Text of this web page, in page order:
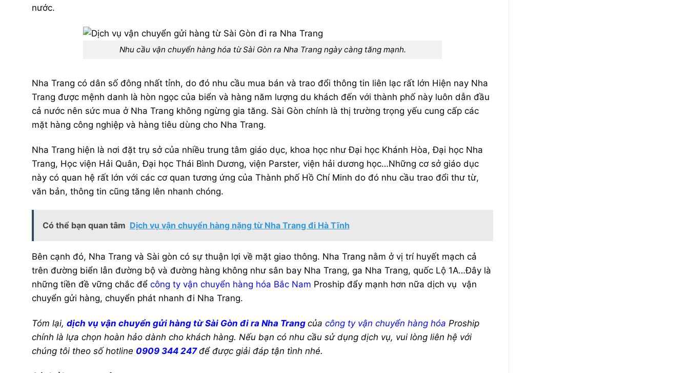
nước.
Nhu cầu vận chuyển hàng hóa từ Sài Gòn ra Nha Trang ngày càng tăng mạnh.
Nha Trang có dân số đông nhất tỉnh, do đó nhu cầu mua bán và trao đổi thông tin liên lạc rất lớn Hiện nay Nha
Trang được mệnh danh là hòn ngọc của biển và hàng năm lượng du khách đến với thành phố này luôn dẫn đầu
cả nước nên sức mua ở Nha Trang không ngừng gia tăng. Sài Gòn chính là thị trường trọng yếu cung cấp các
mặt hàng công nghiệp và hàng tiêu dùng cho Nha Trang.
Nha Trang hiện là nơi đặt trụ sở của nhiều trung tâm giáo dục, khoa học như Đại học Khánh Hòa, Đại học Nha
Trang, Học viện Hải Quân, Đại học Thái Bình Dương, viện Parster, viện hải dương học…Những cơ sở giáo dục
này có quan hệ rất lớn với các cơ quan tương ứng của Thành phố Hồ Chí Minh do đó nhu cầu trao đổi thư từ,
văn bản, thông tin cũng tăng lên nhanh chóng.
Có thể bạn quan tâm Dịch vụ vận chuyển hàng nặng từ Nha Trang đi Hà Tĩnh
Bên cạnh đó, Nha Trang và Sài gòn có sự thuận lợi về mặt giao thông. Nha Trang nằm ở vị trí huyết mạch cả
trên đường biển lẫn đường bộ và đường hàng không như sân bay Nha Trang, ga Nha Trang, quốc Lộ 1A…Đây là
những tiền đề vững chắc để công ty vận chuyển hàng hóa Bắc Nam Proship đẩy mạnh hơn nữa dịch vụ vận
chuyển gửi hàng, chuyển phát nhanh đi Nha Trang.
Tóm lại, dịch vụ vận chuyển gửi hàng từ Sài Gòn đi ra Nha Trang của công ty vận chuyển hàng hóa Proship
chính là lựa chọn hoàn hảo dành cho khách hàng. Nếu bạn có nhu cầu sử dụng dịch vụ, vui lòng liên hệ với
chúng tôi theo số hotline 0909 344 247 để được giải đáp tận tình nhé.